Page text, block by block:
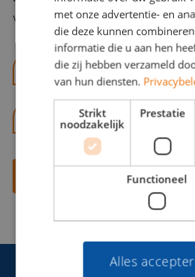
voor je klaar en helpt je graag!
benno@viajou.nl
06 13 28 62 71
Contact
met onze advertentie- en
die deze kunnen
informatie die u aan hen
die zij hebben verzameld
van hun diensten.
Strikt
noodzakelijk
Prestatie
Functioneel
Alles